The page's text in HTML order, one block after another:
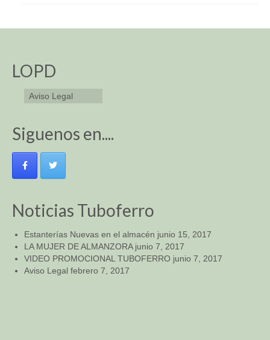
LOPD
Aviso Legal
Siguenos en....
Noticias Tuboferro
Estanterías Nuevas en el almacén junio 15, 2017
LA MUJER DE ALMANZORA junio 7, 2017
VIDEO PROMOCIONAL TUBOFERRO junio 7, 2017
Aviso Legal febrero 7, 2017